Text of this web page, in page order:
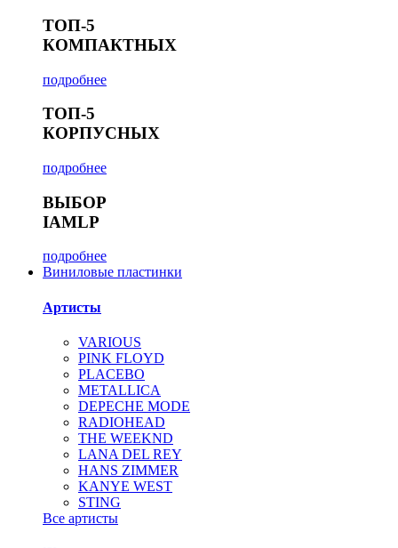
ТОП-5
КОМПАКТНЫХ
подробнее
ТОП-5
КОРПУСНЫХ
подробнее
ВЫБОР
IAMLP
подробнее
Виниловые пластинки
Артисты
VARIOUS
PINK FLOYD
PLACEBO
METALLICA
DEPECHE MODE
RADIOHEAD
THE WEEKND
LANA DEL REY
HANS ZIMMER
KANYE WEST
STING
Все артисты